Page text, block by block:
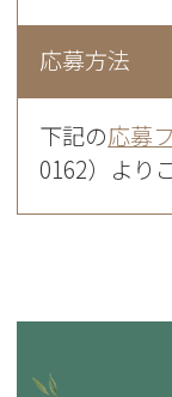
応募方法
下記の応募
0162）より